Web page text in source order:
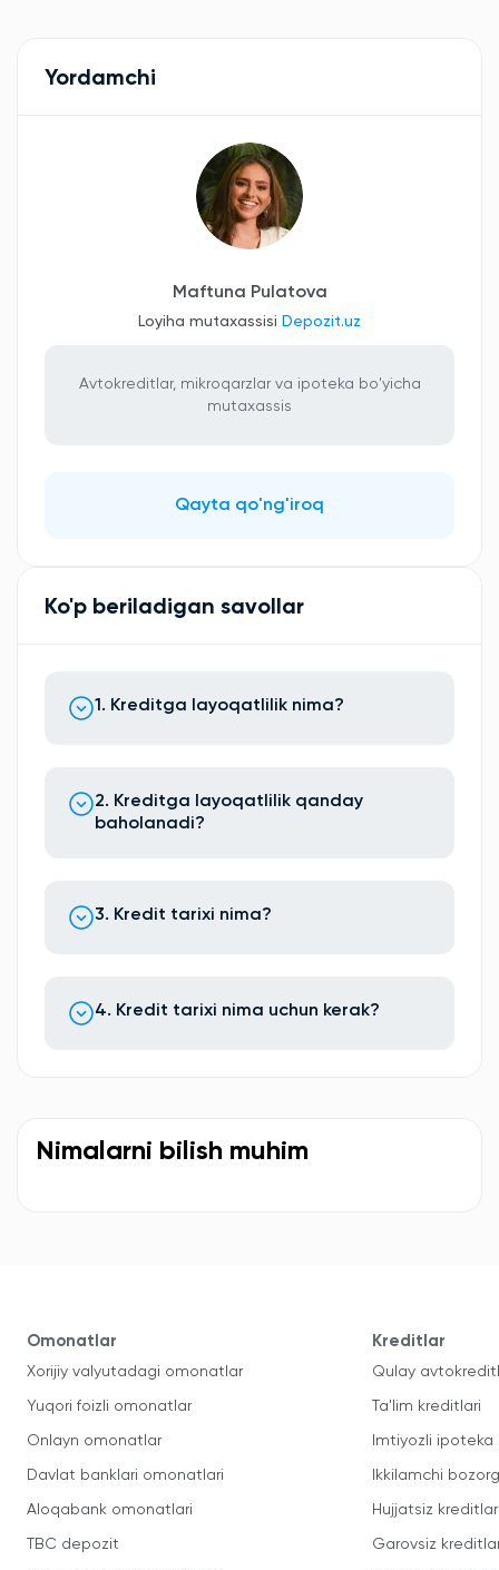
Yordamchi
Maftuna Pulatova
Loyiha mutaxassisi Depozit.uz
Avtokreditlar, mikroqarzlar va ipoteka bo'yicha
mutaxassis
Qayta qo'ng'iroq
Ko'p beriladigan savollar
1. Kreditga layoqatlilik nima?
2. Kreditga layoqatlilik qanday
baholanadi?
3. Kredit tarixi nima?
4. Kredit tarixi nima uchun kerak?
Nimalarni bilish muhim
Omonatlar
Xorijiy valyutadagi omonatlar
Yuqori foizli omonatlar
Onlayn omonatlar
Davlat banklari omonatlari
Aloqabank omonatlari
TBC depozit
Kreditlar
Qulay
Ta'lim kreditlari
Imtiyozli ipoteka
Ikkilamchi
Hujjatsiz kreditlar
Garovsiz